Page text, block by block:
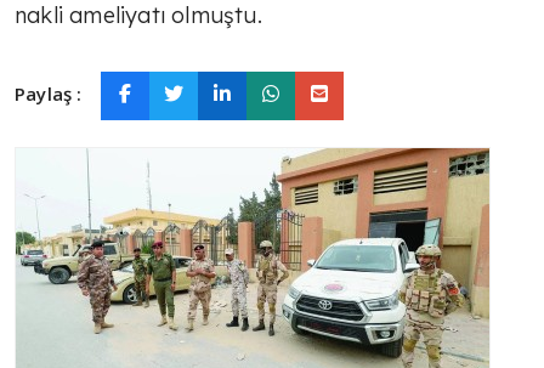
nakli ameliyatı olmuştu.
Paylaş :